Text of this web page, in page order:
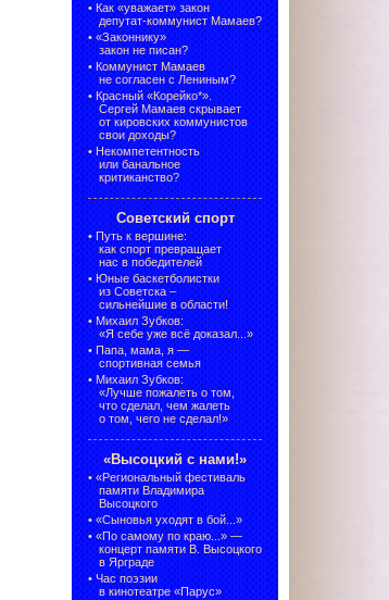
• Как «уважает» закон
депутат-коммунист Мамаев?
• «Законнику»
закон не писан?
• Коммунист Мамаев
не согласен с Лениным?
• Красный «Корейко*».
Сергей Мамаев скрывает
от кировских коммунистов
свои доходы?
• Некомпетентность
или банальное
критиканство?
Советский спорт
• Путь к вершине:
как спорт превращает
нас в победителей
• Юные баскетболистки
из Советска –
сильнейшие в области!
• Михаил Зубков:
«Я себе уже всё доказал...»
• Папа, мама, я —
спортивная семья
• Михаил Зубков:
«Лучше пожалеть о том,
что сделал, чем жалеть
о том, чего не сделал!»
«Высоцкий с нами!»
• «Региональный фестиваль
памяти Владимира
Высоцкого
• «Сыновья уходят в бой...»
• «По самому по краю...» —
концерт памяти В. Высоцкого
в Ярграде
• Час поэзии
в кинотеатре «Парус»